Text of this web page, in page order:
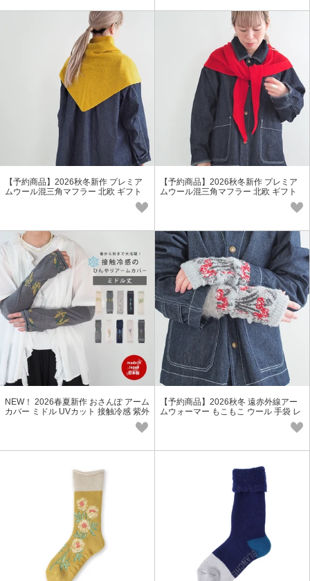
【予約商品】2026秋冬新作 プレミア
ムウール混三角マフラー 北欧 ギフト
【予約商品】2026秋冬新作 プレミア
ムウール混三角マフラー 北欧 ギフト
NEW！ 2026春夏新作 おさんぽ アーム
カバー ミドル UVカット 接触冷感 紫外
【予約商品】2026秋冬 遠赤外線アー
ムウォーマー もこもこ ウール 手袋 レ